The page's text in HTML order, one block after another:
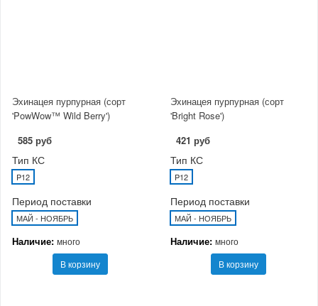
Эхинацея пурпурная (сорт
'PowWow™ Wild Berry')
585 руб
Тип КС
P12
Период поставки
МАЙ - НОЯБРЬ
Наличие: много
В корзину
Эхинацея пурпурная (сорт
'Bright Rose')
421 руб
Тип КС
P12
Период поставки
МАЙ - НОЯБРЬ
Наличие: много
В корзину